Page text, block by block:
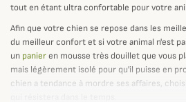
tout en étant ultra confortable pour votre
Afin que votre chien se repose dans les
du meilleur confort et si votre animal n'est
un panieren mousse très douillet que vous
mais légèrement isolé pour qu'il puisse en
chien a tendance à mordre ses affaires,